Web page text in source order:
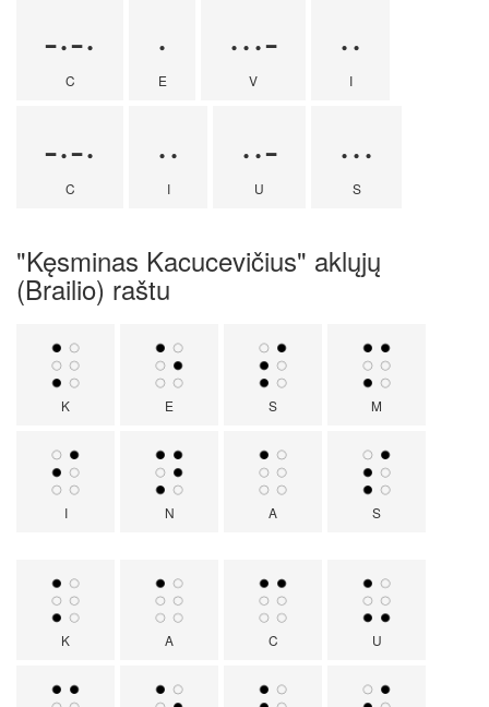
-·-·
C
·
E
···-
V
··
I
-·-·
C
··
I
··-
U
···
S
"Kęsminas Kacucevičius" aklųjų
(Brailio) raštu
K E S M
I N A S
K A C U